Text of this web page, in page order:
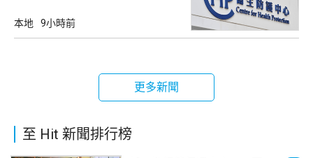
本地 9小時前
更多新聞
至 Hit 新聞排行榜